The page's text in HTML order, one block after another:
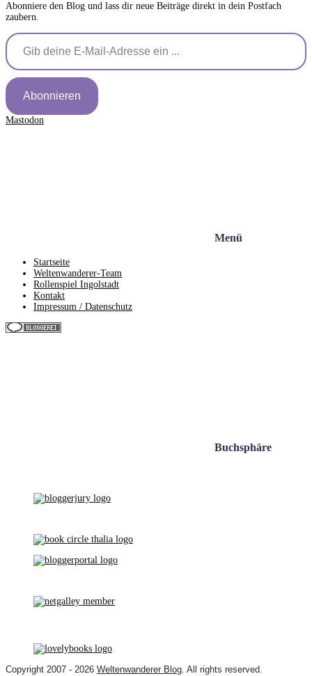
Abonniere den Blog und lass dir neue Beiträge direkt in dein Postfach
zaubern.
Gib deine E-Mail-Adresse ein ...
Abonnieren
Mastodon
Menü
Startseite
Weltenwanderer-Team
Rollenspiel Ingolstadt
Kontakt
Impressum / Datenschutz
Buchsphäre
Copyright 2007 - 2026 Weltenwanderer Blog . All rights reserved.